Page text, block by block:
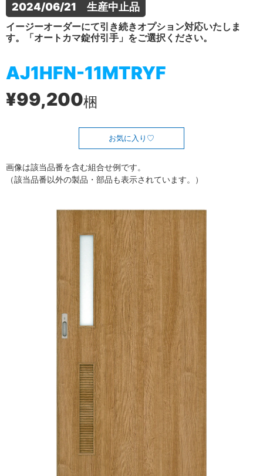
2024/06/21　生産中止品
イージーオーダーにて引き続きオプション対応いたしま
す。「オートカマ錠付引手」をご選択ください。
AJ1HFN-11MTRYF
¥99,200梱
お気に入り
画像は該当品番を含む組合せ例です。
（該当品番以外の製品・部品も表示されています。）